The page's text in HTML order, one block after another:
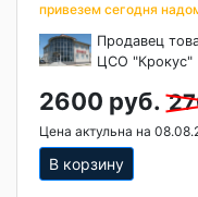
привезем сегодня
Продавец
ЦСО "Крокус"
2600 руб.
Цена актульна на
В корзину